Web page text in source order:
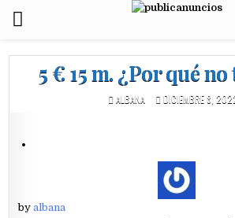
5 € 15 m. ¿Por qué
ALBANA DICIEMBRE 8,
byalbana